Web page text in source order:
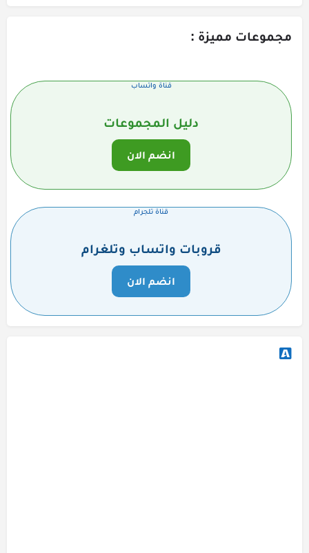
مجموعات مميزة :
قناة واتساب
دليل المجموعات
انضم الان
قناة تلجرام
قروبات واتساب وتلغرام
انضم الان